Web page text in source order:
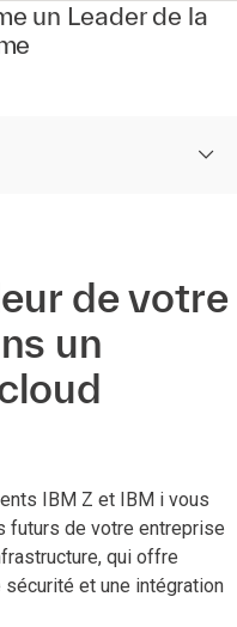
un Leader de la
de votre
un
IBM Z et IBM i vous
futurs de votre entreprise
qui offre
et une intégration